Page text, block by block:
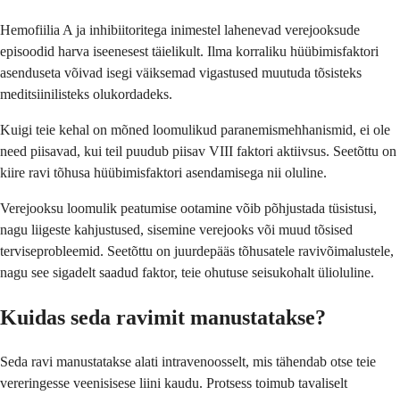
Hemofiilia A ja inhibiitoritega inimestel lahenevad verejooksude
episoodid harva iseenesest täielikult. Ilma korraliku hüübimisfaktori
asenduseta võivad isegi väiksemad vigastused muutuda tõsisteks
meditsiinilisteks olukordadeks.
Kuigi teie kehal on mõned loomulikud paranemismehhanismid, ei ole
need piisavad, kui teil puudub piisav VIII faktori aktiivsus. Seetõttu on
kiire ravi tõhusa hüübimisfaktori asendamisega nii oluline.
Verejooksu loomulik peatumise ootamine võib põhjustada tüsistusi,
nagu liigeste kahjustused, sisemine verejooks või muud tõsised
terviseprobleemid. Seetõttu on juurdepääs tõhusatele ravivõimalustele,
nagu see sigadelt saadud faktor, teie ohutuse seisukohalt ülioluline.
Kuidas seda ravimit manustatakse?
Seda ravi manustatakse alati intravenoosselt, mis tähendab otse teie
vereringesse veenisisese liini kaudu. Protsess toimub tavaliselt